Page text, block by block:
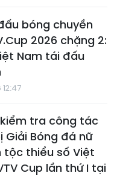
bóng chuyền
2026 chặng 2:
Nam tái đấu
tra công tác
Giải Bóng đá nữ
tộc thiểu số Việt
Cup lần thứ I tại